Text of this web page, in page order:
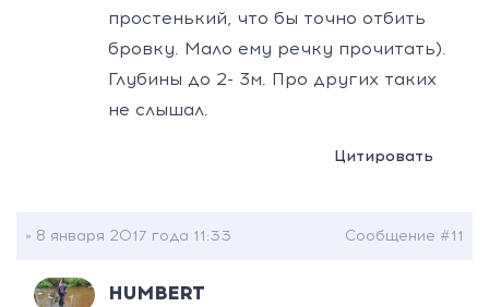
простенький, что бы точно отбить
бровку. Мало ему речку прочитать).
Глубины до 2- 3м. Про других таких
не слышал.
Цитировать
» 8 января 2017 года 11:33 Сообщение #11
HUMBERT